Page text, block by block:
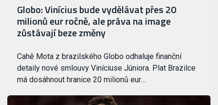
Globo: Vinícius bude vydělávat přes 20
milionů eur ročně, ale práva na image
zůstávají beze změny
Cahê Mota z brazilského Globo odhaluje finanční
detaily nové smlouvy Viníciuse Júniora. Plat Brazilce
má dosáhnout hranice 20 milionů eur…